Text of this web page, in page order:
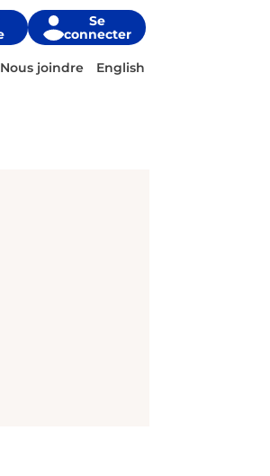
Nous joindre English
Se
connecter